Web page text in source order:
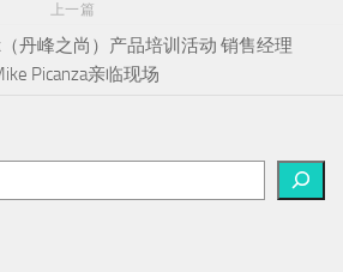
上一篇
丹峰之尚）产品培训活动 销售经理
Picanza亲临现场